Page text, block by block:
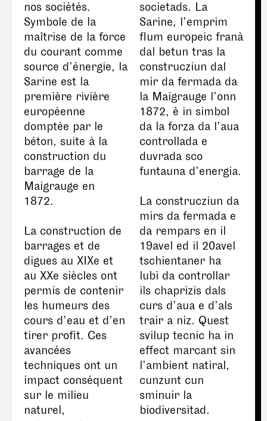
nos sociétés.
Symbole de la
maîtrise de la force
du courant comme
source d’énergie, la
Sarine est la
première rivière
européenne
domptée par le
béton, suite à la
construction du
barrage de la
Maigrauge en
1872.
La construction de
barrages et de
digues au XIXe et
au XXe siècles ont
permis de contenir
les humeurs des
cours d’eau et d’en
tirer profit. Ces
avancées
techniques ont un
impact conséquent
sur le milieu
naturel,
societads. La
Sarine, l’emprim
flum europeic franà
dal betun tras la
construcziun dal
mir da fermada da
la Maigrauge l’onn
1872, è in simbol
da la forza da l’aua
controllada e
duvrada sco
funtauna d’energia.
La construcziun da
mirs da fermada e
da rempars en il
19avel ed il 20avel
tschientaner ha
lubì da controllar
ils chaprizis dals
curs d’aua e d’als
trair a niz. Quest
svilup tecnic ha in
effect marcant sin
l’ambient natiral,
cunzunt cun
sminuir la
biodiversitad.